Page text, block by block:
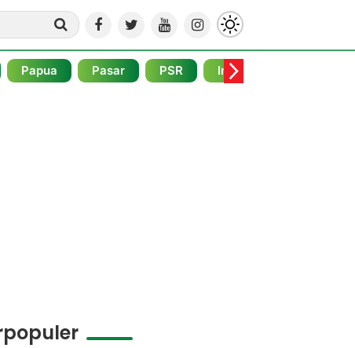
Papua Pasar PSR Internasional